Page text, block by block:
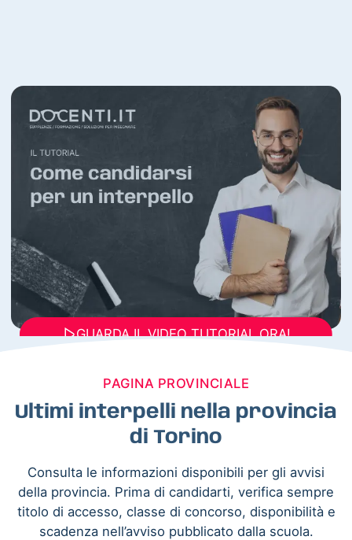
GUARDA IL VIDEO TUTORIAL ORA!
PAGINA PROVINCIALE
Ultimi interpelli nella provincia
di Torino
Consulta le informazioni disponibili per gli avvisi
della provincia. Prima di candidarti, verifica sempre
titolo di accesso, classe di concorso, disponibilità e
scadenza nell’avviso pubblicato dalla scuola.